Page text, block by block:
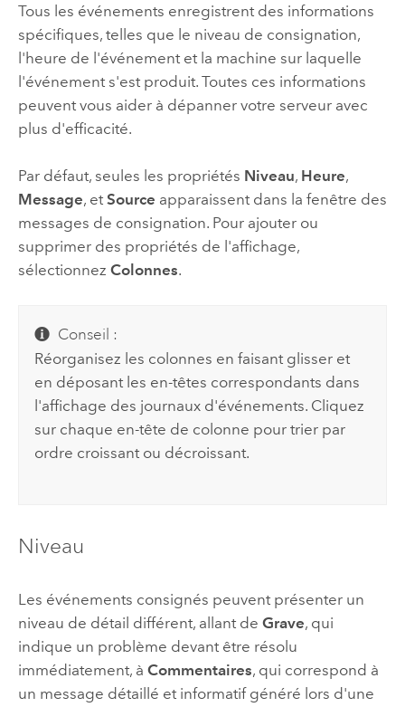
Tous les événements enregistrent des informations
spécifiques, telles que le niveau de consignation,
l'heure de l'événement et la machine sur laquelle
l'événement s'est produit. Toutes ces informations
peuvent vous aider à dépanner votre serveur avec
plus d'efficacité.
Par défaut, seules les propriétés Niveau, Heure,
Message, et Source apparaissent dans la fenêtre des
messages de consignation. Pour ajouter ou
supprimer des propriétés de l'affichage,
sélectionnez Colonnes.
Conseil :
Réorganisez les colonnes en faisant glisser et
en déposant les en-têtes correspondants dans
l'affichage des journaux d'événements. Cliquez
sur chaque en-tête de colonne pour trier par
ordre croissant ou décroissant.
Niveau
Les événements consignés peuvent présenter un
niveau de détail différent, allant de Grave, qui
indique un problème devant être résolu
immédiatement, à Commentaires, qui correspond à
un message détaillé et informatif généré lors d'une